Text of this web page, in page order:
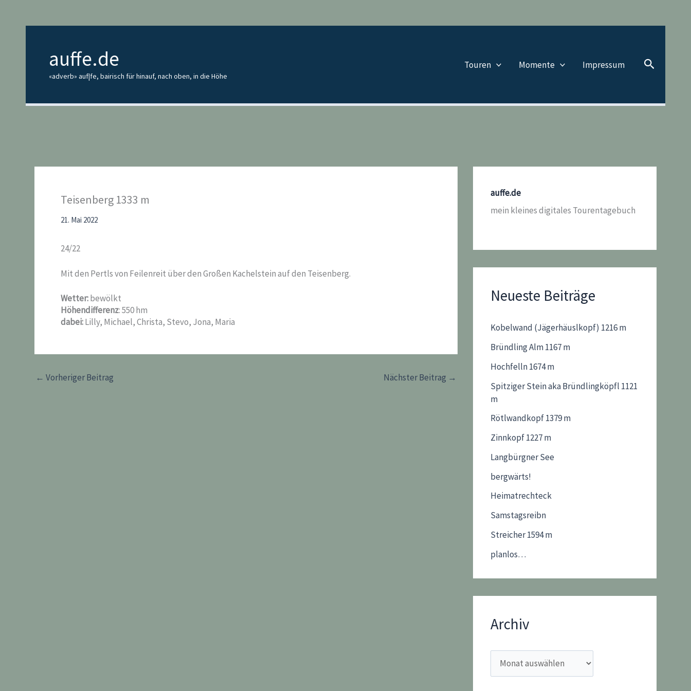
springen
auffe.de
«adverb» auf|fe, bairisch für hinauf, nach oben, in die Höhe
Touren Momente Impressum Suchen
Teisenberg 1333 m
21. Mai 2022
24/22
Mit den Pertls von Feilenreit über den Großen Kachelstein auf den Teisenberg.
Wetter:bewölkt
Höhendifferenz: 550 hm
dabei:Lilly, Michael, Christa, Stevo, Jona, Maria
← Vorheriger Beitrag Nächster Beitrag →
auffe.de
mein kleines digitales Tourentagebuch
Neueste Beiträge
Kobelwand (Jägerhäuslkopf) 1216 m
Bründling Alm 1167 m
Hochfelln 1674 m
Spitziger Stein aka Bründlingköpfl 1121
m
Rötlwandkopf 1379 m
Zinnkopf 1227 m
Langbürgner See
bergwärts!
Heimatrechteck
Samstagsreibn
Streicher 1594 m
planlos…
Archiv
r